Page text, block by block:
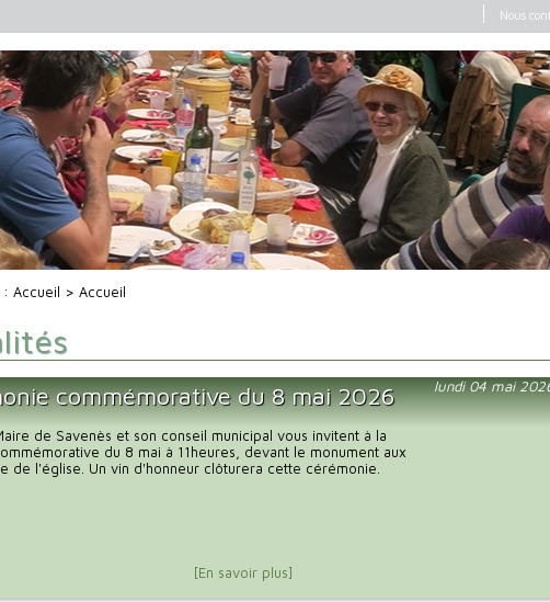
Nous
:Accueil > Accueil
lundi 04 mai
commémorative du 8 mai 2026
de Savenès et son conseil municipal vous invitent à la
du 8 mai à 11heures, devant le monument aux
de l'église. Un vin d'honneur clôturera cette cérémonie.
[En savoir plus]